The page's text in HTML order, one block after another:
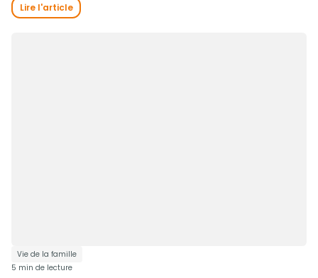
Lire l'article
Vie de la famille
5 min de lecture